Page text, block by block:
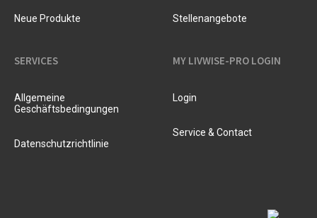
Neue Produkte Stellenangebote
SERVICES
Allgemeine
Geschäftsbedingungen
Datenschutzrichtlinie
MY LIVWISE-PRO LOGIN
Login
Service & Contact